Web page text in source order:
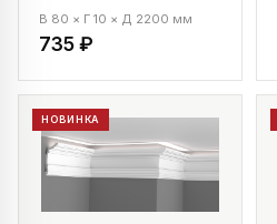
В 80 × Г 10 × Д 2200 мм
735 ₽
НОВИНКА